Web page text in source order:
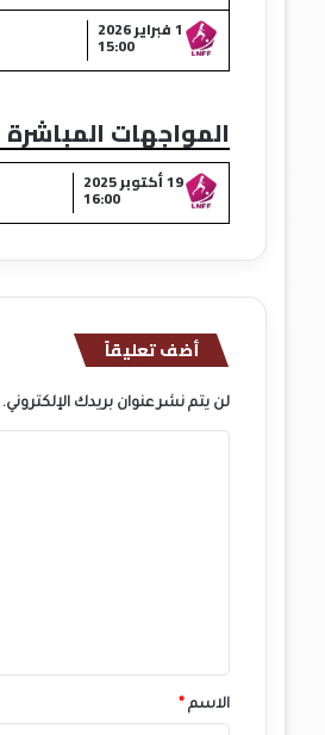
1 فبراير 2026
15:00
المواجهات المباشرة
19 أكتوبر 2025
16:00
أضف تعليقاً
لن يتم نشر عنوان بريدك الإلكتروني.
*
الاسم *